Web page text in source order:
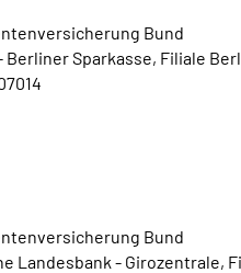
Bund
- Berliner Sparkasse, Filiale
Bund
Landesbank - Girozentrale,